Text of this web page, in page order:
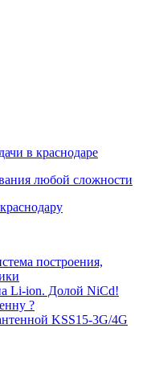
в краснодаре
любой сложности
построения,
Li-ion. Долой NiCd!
?
KSS15-3G/4G